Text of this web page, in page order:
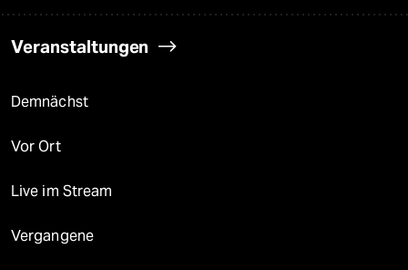
Veranstaltungen
Demnächst
Vor Ort
Live im Stream
Vergangene